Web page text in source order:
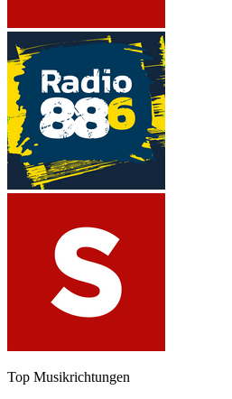
Top Musikrichtungen